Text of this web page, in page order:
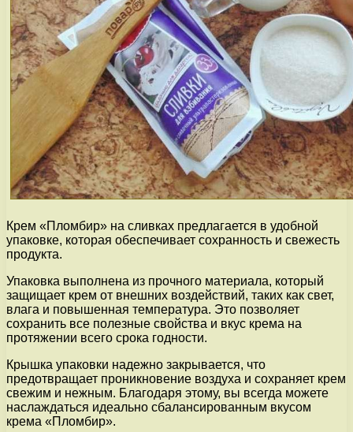
Крем «Пломбир» на сливках предлагается в удобной
упаковке, которая обеспечивает сохранность и свежесть
продукта.
Упаковка выполнена из прочного материала, который
защищает крем от внешних воздействий, таких как свет,
влага и повышенная температура. Это позволяет
сохранить все полезные свойства и вкус крема на
протяжении всего срока годности.
Крышка упаковки надежно закрывается, что
предотвращает проникновение воздуха и сохраняет крем
свежим и нежным. Благодаря этому, вы всегда можете
наслаждаться идеально сбалансированным вкусом
крема «Пломбир».